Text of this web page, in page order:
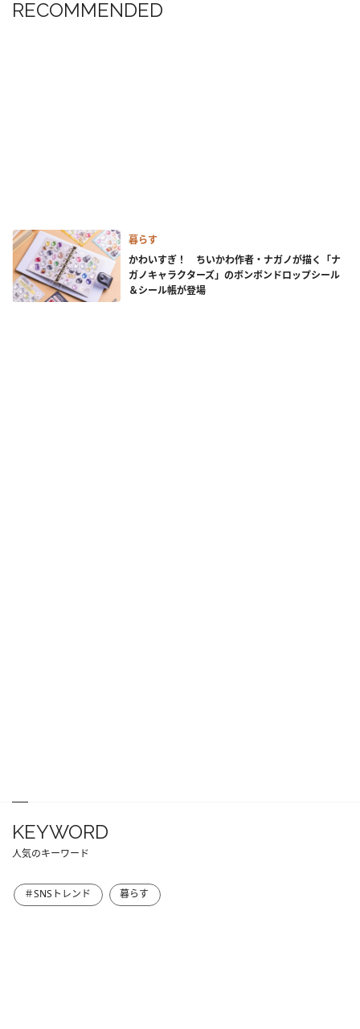
RECOMMENDED
暮らす
かわいすぎ！ ちいかわ作者・ナガノが描く「ナ
ガノキャラクターズ」のボンボンドロップシール
＆シール帳が登場
KEYWORD
人気のキーワード
＃SNSトレンド 暮らす